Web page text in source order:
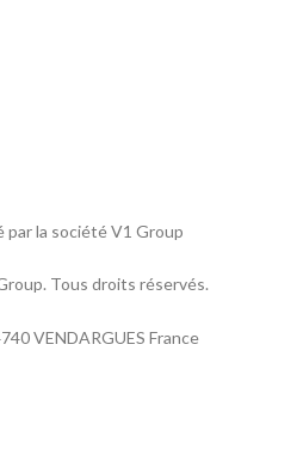
la société V1 Group
Tous droits réservés.
VENDARGUES France